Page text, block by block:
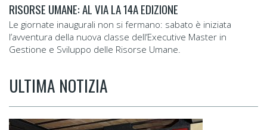
RISORSE UMANE: AL VIA LA 14A EDIZIONE
Le giornate inaugurali non si fermano: sabato è iniziata
l’avventura della nuova classe dell’Executive Master in
Gestione e Sviluppo delle Risorse Umane.
ULTIMA NOTIZIA